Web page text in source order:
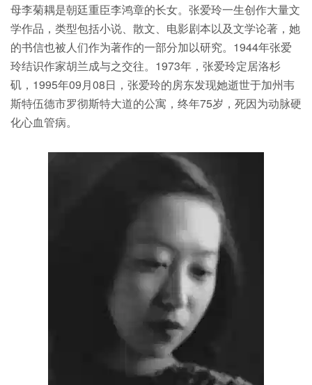
母李菊耦是朝廷重臣李鸿章的长女。张爱玲一生创作大量文
学作品，类型包括小说、散文、电影剧本以及文学论著，她
的书信也被人们作为著作的一部分加以研究。1944年张爱
玲结识作家胡兰成与之交往。1973年，张爱玲定居洛杉
矶，1995年09月08日，张爱玲的房东发现她逝世于加州韦
斯特伍德市罗彻斯特大道的公寓，终年75岁，死因为动脉硬
化心血管病。